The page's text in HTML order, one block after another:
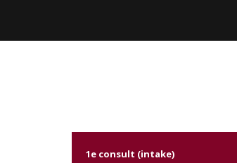
1e consult (intake)